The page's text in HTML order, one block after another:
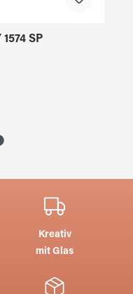
SP
Kreativ
mit Glas